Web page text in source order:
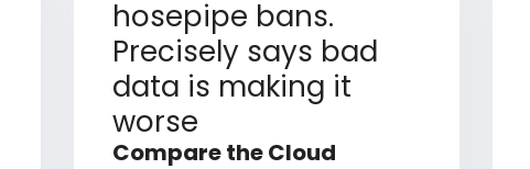
hosepipe bans.
Precisely says bad
data is making it
worse
Compare the Cloud